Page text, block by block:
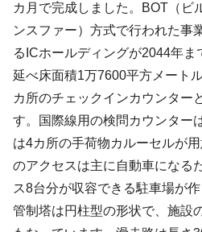
カ月で完成しました。BOT（ビ
ンスファー）方式で行われた事
るICホールディングが2044年ま
延べ床面積1万7600平方メート
カ所のチェックインカウンター
す。国際線用の検問カウンター
は4カ所の手荷物カルーセルが
のアクセスは主に自動車になる
ス8台分が収容できる駐車場が
管制塔は円柱型の形状で、施設